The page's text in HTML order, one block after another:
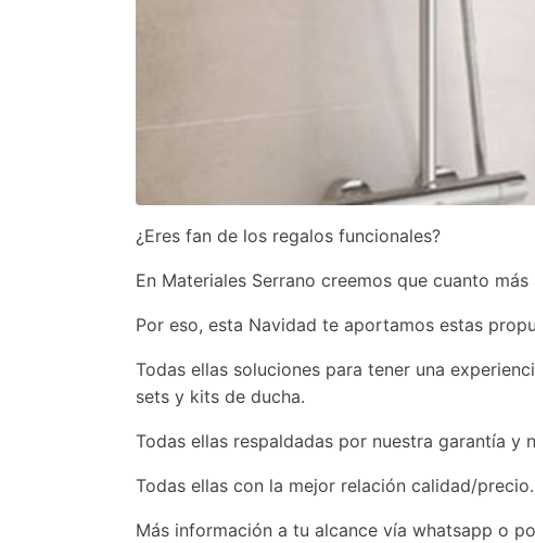
¿Eres fan de los regalos funcionales?
En Materiales Serrano creemos que cuanto
Por eso, esta Navidad te aportamos estas
Todas ellas soluciones para tener una
sets y kits de ducha.
Todas ellas respaldadas por nuestra garantía y
Todas ellas con la mejor relación calidad/precio.
Más información a tu alcance vía whatsapp o